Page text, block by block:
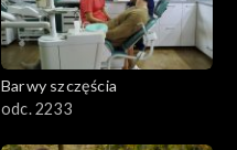
Barwy szczęścia
odc. 2233